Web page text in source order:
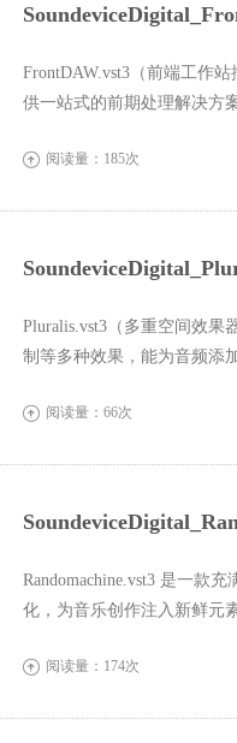
FrontDAW.vst3（前端工作
供一站式的前期处理解决方
 阅读量：185次
Pluralis.vst3（多重空间效
制等多种效果，能为音频添
 阅读量：66次
Randomachine.vst3 是一款
化，为音乐创作注入新鲜元
 阅读量：174次